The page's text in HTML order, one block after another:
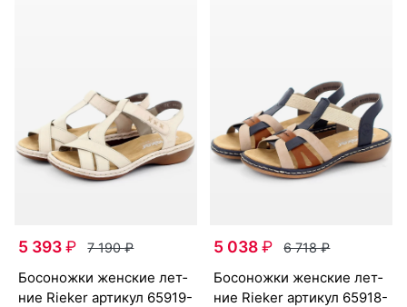
5 393₽ 7 190₽
бо­сонож­ки женс­кие лет­
ние Ri­eker артикул 65919-
5 038₽ 6 718₽
бо­сонож­ки женс­кие лет­
ние Ri­eker артикул 65918-